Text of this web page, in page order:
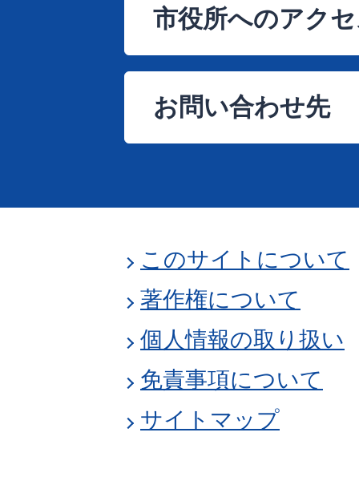
市役所へのアク
お問い合わせ先
このサイトについて
著作権について
個人情報の取り扱い
免責事項について
サイトマップ